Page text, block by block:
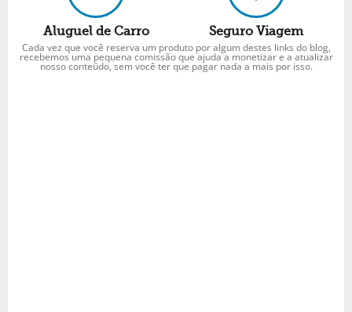
Aluguel de Carro Seguro Viagem
Cada vez que você reserva um produto por algum destes links do blog,
recebemos uma pequena comissão que ajuda a monetizar e a atualizar
nosso conteúdo, sem você ter que pagar nada a mais por isso.